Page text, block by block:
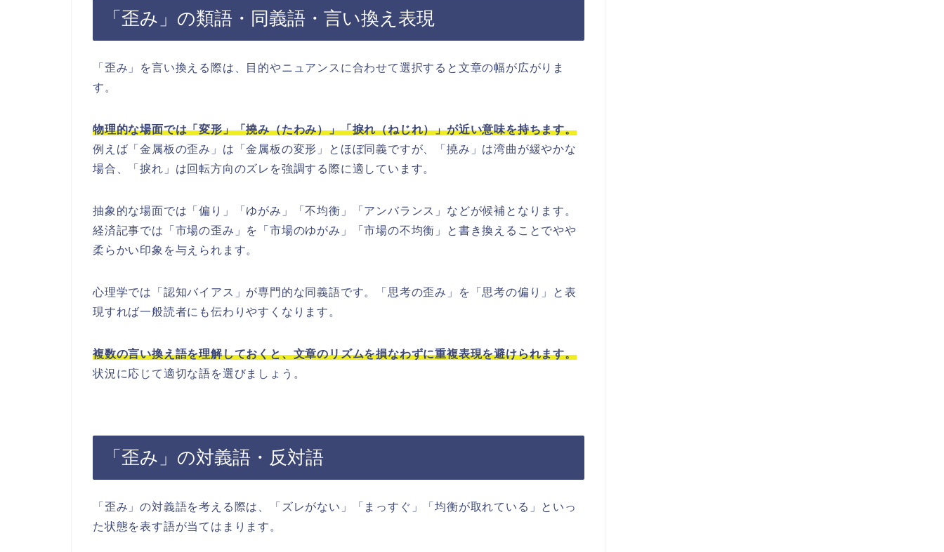
「歪み」の類語・同義語・言い換え表現
「歪み」を言い換える際は、目的やニュアンスに合わせて選択すると文章の幅が広がりま
す。
物理的な場面では「変形」「撓み（たわみ）」「捩れ（ねじれ）」が近い意味を持ちます。
例えば「金属板の歪み」は「金属板の変形」とほぼ同義ですが、「撓み」は湾曲が緩やかな
場合、「捩れ」は回転方向のズレを強調する際に適しています。
抽象的な場面では「偏り」「ゆがみ」「不均衡」「アンバランス」などが候補となります。
経済記事では「市場の歪み」を「市場のゆがみ」「市場の不均衡」と書き換えることでやや
柔らかい印象を与えられます。
心理学では「認知バイアス」が専門的な同義語です。「思考の歪み」を「思考の偏り」と表
現すれば一般読者にも伝わりやすくなります。
複数の言い換え語を理解しておくと、文章のリズムを損なわずに重複表現を避けられます。
状況に応じて適切な語を選びましょう。
「歪み」の対義語・反対語
「歪み」の対義語を考える際は、「ズレがない」「まっすぐ」「均衡が取れている」といっ
た状態を表す語が当てはまります。